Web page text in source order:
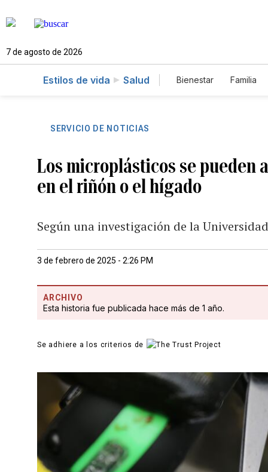
7 de agosto de 2026
Estilos de vida Salud Bienestar Familia
SERVICIO DE NOTICIAS
Los microplásticos se pueden
en el riñón o el hígado
Según una investigación de la
3 de febrero de 2025 - 2:26 PM
ARCHIVO
Esta historia fue publicada hace más de 1 año.
Se adhiere a los criterios de